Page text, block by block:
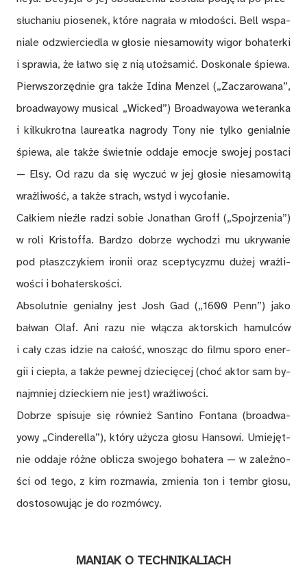
słu­cha­niu pio­se­nek, któ­re na­gra­ła w mło­do­ści. Bell wspa­
nia­le od­zwier­cie­dla w gło­sie nie­sa­mo­wi­ty wi­gor bo­ha­ter­ki
i spra­wia, że ła­two się z nią utoż­sa­mić. Do­sko­na­le śpie­wa.
Pierw­szo­rzęd­nie gra tak­że Idi­na Men­zel („Za­cza­ro­wa­na”,
broad­wa­yowy mu­si­cal „Wi­cked”) Broad­wa­yowa we­te­ran­ka
i kil­ku­krot­na lau­re­at­ka na­gro­dy Tony nie tyl­ko ge­nial­nie
śpie­wa, ale tak­że świet­nie od­da­je emo­cje swo­jej po­sta­ci
— Elsy. Od razu da się wy­czuć w jej gło­sie nie­sa­mo­wi­tą
wraż­li­wość, a tak­że strach, wstyd i wy­co­fa­nie.
Cał­kiem nie­źle ra­dzi so­bie Jo­na­than Groff („Spojrzenia”)
w roli Kri­stof­fa. Bar­dzo do­brze wy­cho­dzi mu ukry­wa­nie
pod płasz­czy­kiem iro­nii oraz scep­ty­cy­zmu du­żej wraż­li­
wo­ści i bo­ha­ter­sko­ści.
Ab­so­lut­nie ge­nial­ny jest Josh Gad („1600 Penn”) jako
bał­wan Olaf. Ani razu nie włą­cza ak­tor­skich ha­mul­ców
i ca­ły czas idzie na ca­łość, wno­sząc do ﬁl­mu spo­ro ener­
gii i cie­pła, a tak­że pew­nej dzie­cię­cej (choć ak­tor sam by­
naj­mniej dziec­kiem nie jest) wraż­li­wo­ści.
Do­brze spi­su­je się rów­nież San­ti­no Fon­ta­na (broad­wa­
yowy „Cinderella”), któ­ry uży­cza gło­su Han­so­wi. Umie­jęt­
nie od­da­je róż­ne ob­li­cza swo­jego bo­ha­te­ra — w za­leż­no­
ści od tego, z kim roz­ma­wia, zmie­nia ton i tembr gło­su,
do­sto­so­wu­jąc je do roz­mów­cy.
MA­NIAK O TECH­NI­KA­LIACH